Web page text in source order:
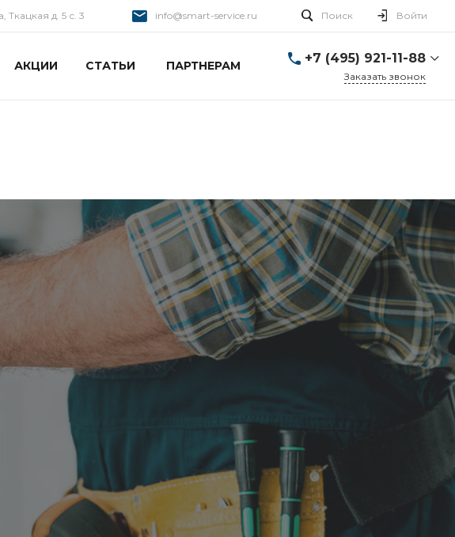
Ткацкая д. 5 с. 3 info@smart-service.ru Поиск Войти
АКЦИИ СТАТЬИ ПАРТНЕРАМ
+7 (495) 921-11-88
Заказать звонок